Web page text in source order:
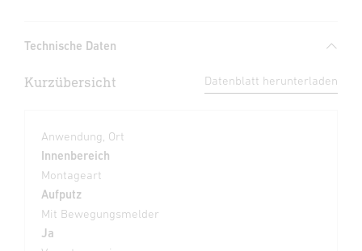
Technische Daten
Kurzübersicht Datenblatt herunterladen
Anwendung, Ort
Innenbereich
Montageart
Aufputz
Mit Bewegungsmelder
Ja